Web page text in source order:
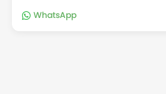
WhatsApp